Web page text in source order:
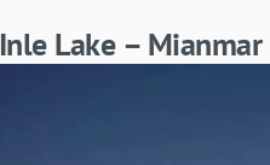
Inle Lake –